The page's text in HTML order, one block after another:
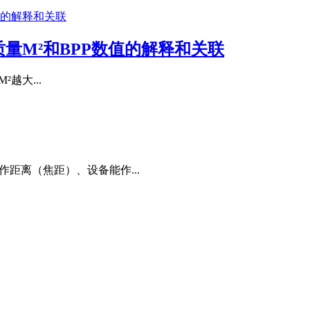
M²和BPP数值的解释和关联
越大...
距离（焦距）、设备能作...